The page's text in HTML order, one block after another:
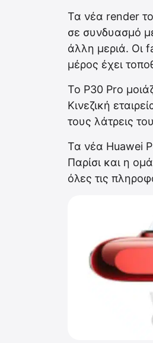
Τα νέα render
σε συνδυασμό
άλλη μεριά. Οι
μέρος έχει
Το P30 Pro
Κινεζική
τους λάτρεις
Τα νέα Huawei
Παρίσι και η
όλες τις